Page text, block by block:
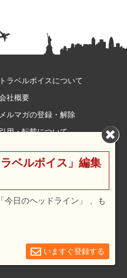
トラベルボイスについて
社概要
メルマガの登録・解除
用・転載について
利用規約
広告メニュー・料金
ベルボイス」編集
今日のヘッドライン」 、も
いますぐ登録する